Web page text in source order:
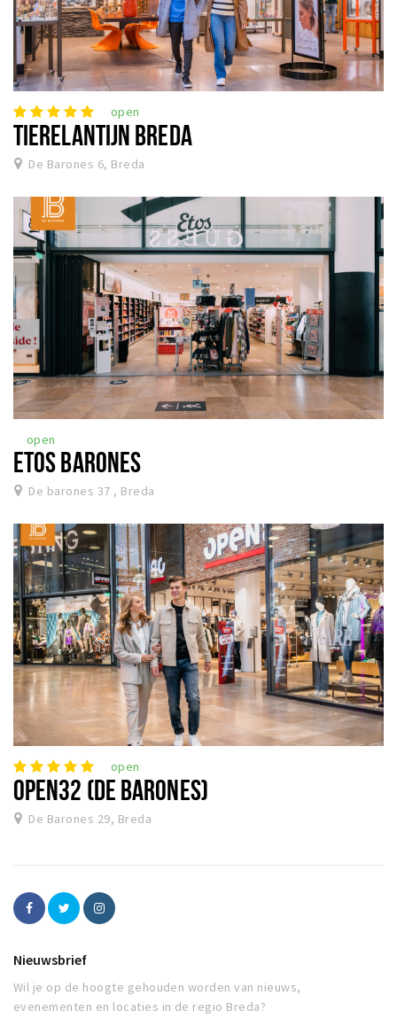
open
TIERELANTIJN BREDA
De Barones 6, Breda
open
ETOS BARONES
De barones 37 , Breda
open
OPEN32 (DE BARONES)
De Barones 29, Breda
Nieuwsbrief
Wil je op de hoogte gehouden worden van nieuws,
evenementen en locaties in de regio Breda?